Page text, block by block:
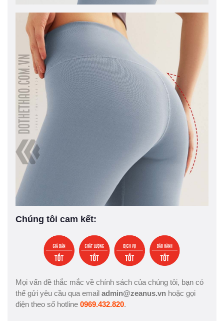
Chúng tôi cam kết:
Mọi vấn đề thắc mắc về chính sách của chúng tôi, bạn có
thể gửi yêu cầu qua email admin@zeanus.vn hoặc gọi
điện theo số hotline 0969.432.820.